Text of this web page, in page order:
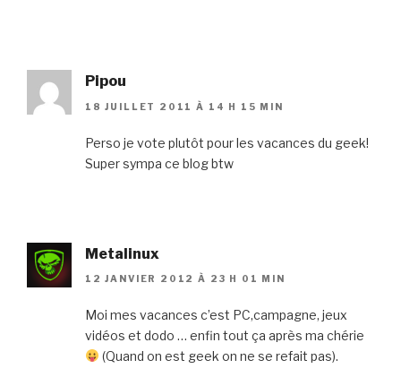
Pipou
18 JUILLET 2011 À 14 H 15 MIN
Perso je vote plutôt pour les vacances du geek!
Super sympa ce blog btw
Metalinux
12 JANVIER 2012 À 23 H 01 MIN
Moi mes vacances c’est PC,campagne, jeux
vidéos et dodo … enfin tout ça après ma chérie
(Quand on est geek on ne se refait pas).